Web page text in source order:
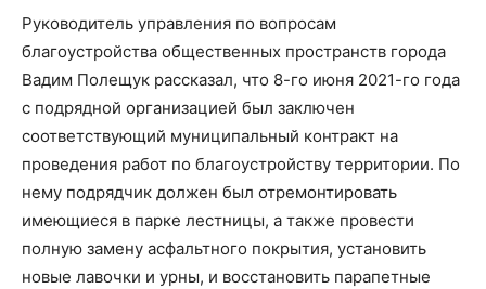
Руководитель управления по вопросам
благоустройства общественных пространств города
Вадим Полещук рассказал, что 8-го июня 2021-го года
с подрядной организацией был заключен
соответствующий муниципальный контракт на
проведения работ по благоустройству территории. По
нему подрядчик должен был отремонтировать
имеющиеся в парке лестницы, а также провести
полную замену асфальтного покрытия, установить
новые лавочки и урны, и восстановить парапетные